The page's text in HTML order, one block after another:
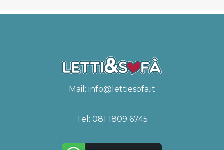
Mail: info@lettiesofa.it
Tel: 081 1809 6745